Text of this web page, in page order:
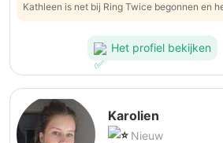
Kathleen is net bij Ring Twice begonnen en
Het profiel bekijken
Karolien
Nieuw